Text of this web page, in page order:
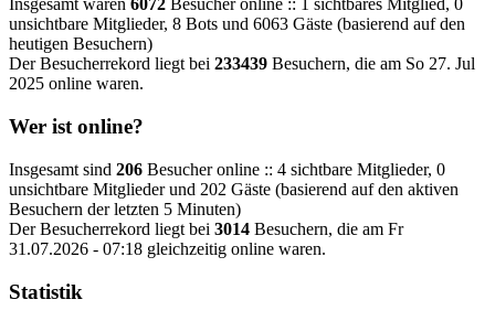
Insgesamt waren 6072 Besucher online :: 1 sichtbares Mitglied, 0
unsichtbare Mitglieder, 8 Bots und 6063 Gäste (basierend auf den
heutigen Besuchern)
Der Besucherrekord liegt bei 233439 Besuchern, die am So 27. Jul
2025 online waren.
Wer ist online?
Insgesamt sind 206 Besucher online :: 4 sichtbare Mitglieder, 0
unsichtbare Mitglieder und 202 Gäste (basierend auf den aktiven
Besuchern der letzten 5 Minuten)
Der Besucherrekord liegt bei 3014 Besuchern, die am Fr
31.07.2026 - 07:18 gleichzeitig online waren.
Statistik